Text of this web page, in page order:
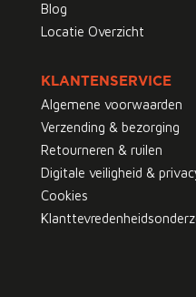
Blog
Locatie Overzicht
KLANTENSERVICE
Algemene voorwaarden
Verzending & bezorging
Retourneren & ruilen
Digitale veiligheid &
Cookies